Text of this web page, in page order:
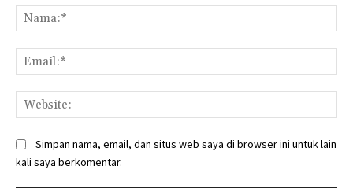
Simpan nama, email, dan situs web saya di browser ini untuk lain
kali saya berkomentar.